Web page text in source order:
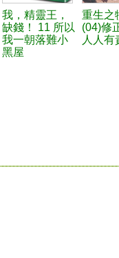
我，精靈王，
缺錢！ 11 所以
我一朝落難小
黑屋
重生之
(04)修
人人有